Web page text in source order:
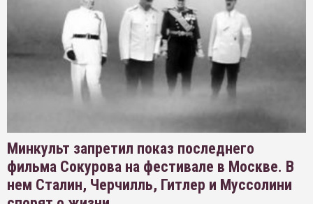
Минкульт запретил показ последнего
фильма Сокурова на фестивале в Москве. В
нем Сталин, Черчилль, Гитлер и Муссолини